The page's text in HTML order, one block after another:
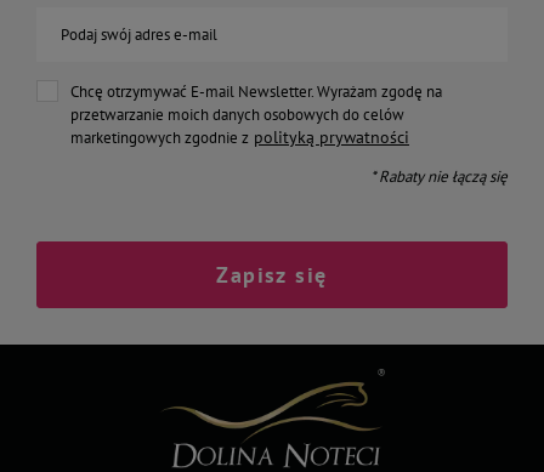
Podaj swój adres e-mail
Chcę otrzymywać E-mail Newsletter. Wyrażam zgodę na
przetwarzanie moich danych osobowych do celów
marketingowych zgodnie z polityką prywatności
* Rabaty nie łączą się
Zapisz się